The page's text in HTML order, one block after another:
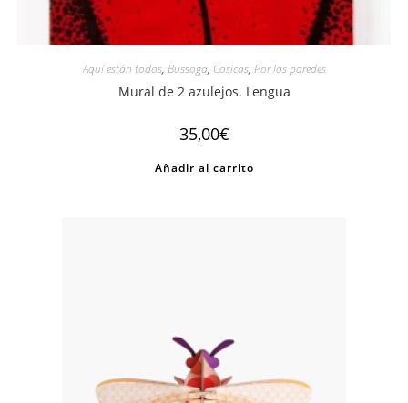
Aquí están todos, Bussoga, Cosicas, Por las paredes
Mural de 2 azulejos. Lengua
35,00€
Añadir al carrito